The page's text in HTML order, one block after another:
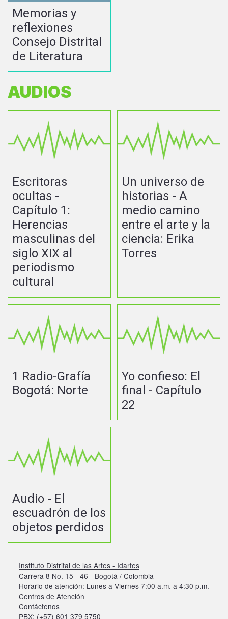
Memorias y
reflexiones
Consejo Distrital
de Literatura
AUDIOS
Escritoras
ocultas -
Capítulo 1:
Herencias
masculinas del
siglo XIX al
periodismo
cultural
Un universo de
historias - A
medio camino
entre el arte y la
ciencia: Erika
Torres
1 Radio-Grafía
Bogotá: Norte
Yo confieso: El
final - Capítulo
22
Audio - El
escuadrón de los
objetos perdidos
Instituto Distrital de las Artes - Idartes
Carrera 8 No. 15 - 46 - Bogotá / Colombia
Horario de atención: Lunes a Viernes 7:00 a.m. a 4:30 p.m.
Centros de Atención
Contáctenos
PBX: (+57) 601 379 5750